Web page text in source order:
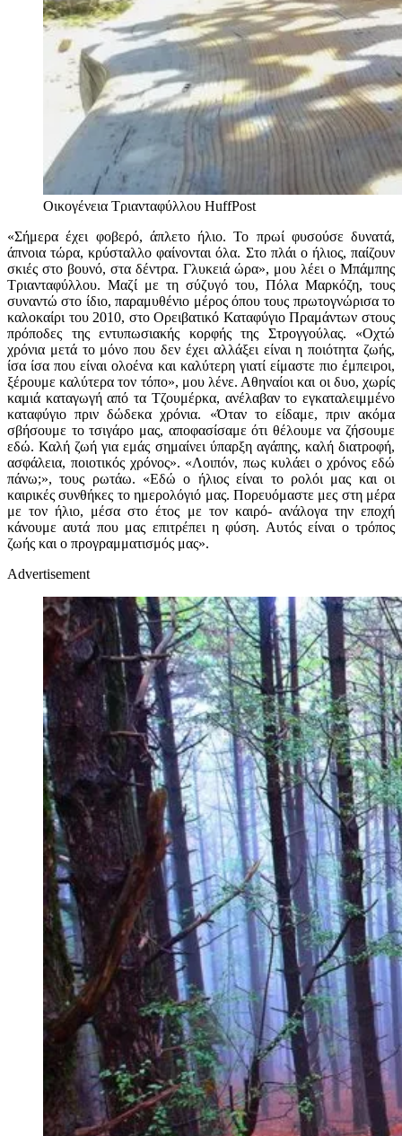
Οικογένεια Τριανταφύλλου HuffPost
«Σήμερα έχει φοβερό, άπλετο ήλιο. Το πρωί φυσούσε δυνατά,
άπνοια τώρα, κρύσταλλο φαίνονται όλα. Στο πλάι ο ήλιος, παίζουν
σκιές στο βουνό, στα δέντρα. Γλυκειά ώρα», μου λέει ο Μπάμπης
Τριανταφύλλου. Μαζί με τη σύζυγό του, Πόλα Μαρκόζη, τους
συναντώ στο ίδιο, παραμυθένιο μέρος όπου τους πρωτογνώρισα το
καλοκαίρι του 2010, στο Ορειβατικό Καταφύγιο Πραμάντων στους
πρόποδες της εντυπωσιακής κορφής της Στρογγούλας. «Οχτώ
χρόνια μετά το μόνο που δεν έχει αλλάξει είναι η ποιότητα ζωής,
ίσα ίσα που είναι ολοένα και καλύτερη γιατί είμαστε πιο έμπειροι,
ξέρουμε καλύτερα τον τόπο», μου λένε. Αθηναίοι και οι δυο, χωρίς
καμιά καταγωγή από τα Τζουμέρκα, ανέλαβαν το εγκαταλειμμένο
καταφύγιο πριν δώδεκα χρόνια. «Όταν το είδαμε, πριν ακόμα
σβήσουμε το τσιγάρο μας, αποφασίσαμε ότι θέλουμε να ζήσουμε
εδώ. Καλή ζωή για εμάς σημαίνει ύπαρξη αγάπης, καλή διατροφή,
ασφάλεια, ποιοτικός χρόνος». «Λοιπόν, πως κυλάει ο χρόνος εδώ
πάνω;», τους ρωτάω. «Εδώ ο ήλιος είναι το ρολόι μας και οι
καιρικές συνθήκες το ημερολόγιό μας. Πορευόμαστε μες στη μέρα
με τον ήλιο, μέσα στο έτος με τον καιρό- ανάλογα την εποχή
κάνουμε αυτά που μας επιτρέπει η φύση. Αυτός είναι ο τρόπος
ζωής και ο προγραμματισμός μας».
Advertisement